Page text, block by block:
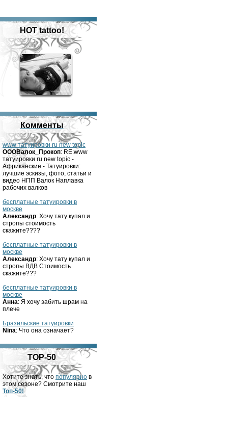
HOT tattoo!
Комменты
www татуировки ru new topic
OOOВалок_Прокоп: RE:www
татуировки ru new topic -
Африканские - Татуировки:
лучшие эскизы, фото, статьи и
видео НПП Валок Наплавка
рабочих валков
бесплатные татуировки в
москве
Александр: Хочу тату купал и
стропы стоимость
скажите????
бесплатные татуировки в
москве
Александр: Хочу тату купал и
стропы ВДВ Стоимость
скажите???
бесплатные татуировки в
москве
Анна: Я хочу забить шрам на
плече
Бразильские татуировки
Nina: Что она означает?
TOP-50
Хотите знать, что популярно в
этом сезоне? Смотрите наш
Топ-50!